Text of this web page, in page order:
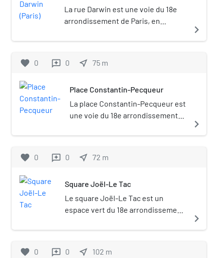
La rue Darwin est une voie du 18e
arrondissement de Paris, en
navigate_next
favorite 0 reviews 0 near_me 75 m
Place Constantin-Pecqueur
La place Constantin-Pecqueur est
une voie du 18e arrondissement
navigate_next
favorite 0 reviews 0 near_me 72 m
Square Joël-Le Tac
Le square Joël-Le Tac est un
espace vert du 18e arrondissement
navigate_next
favorite 0 reviews 0 near_me 102 m